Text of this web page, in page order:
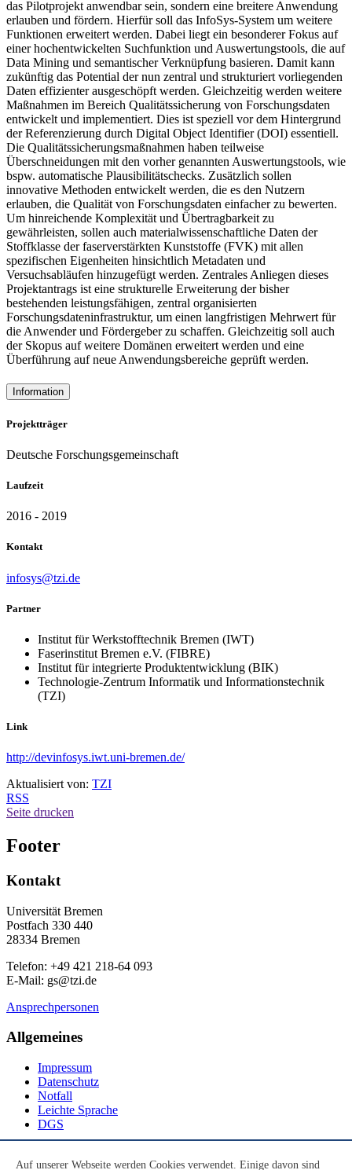
das Pilotprojekt anwendbar sein, sondern eine breitere Anwendung
erlauben und fördern. Hierfür soll das InfoSys-System um weitere
Funktionen erweitert werden. Dabei liegt ein besonderer Fokus auf
einer hochentwickelten Suchfunktion und Auswertungstools, die auf
Data Mining und semantischer Verknüpfung basieren. Damit kann
zukünftig das Potential der nun zentral und strukturiert vorliegenden
Daten effizienter ausgeschöpft werden. Gleichzeitig werden weitere
Maßnahmen im Bereich Qualitätssicherung von Forschungsdaten
entwickelt und implementiert. Dies ist speziell vor dem Hintergrund
der Referenzierung durch Digital Object Identifier (DOI) essentiell.
Die Qualitätssicherungsmaßnahmen haben teilweise
Überschneidungen mit den vorher genannten Auswertungstools, wie
bspw. automatische Plausibilitätschecks. Zusätzlich sollen
innovative Methoden entwickelt werden, die es den Nutzern
erlauben, die Qualität von Forschungsdaten einfacher zu bewerten.
Um hinreichende Komplexität und Übertragbarkeit zu
gewährleisten, sollen auch materialwissenschaftliche Daten der
Stoffklasse der faserverstärkten Kunststoffe (FVK) mit allen
spezifischen Eigenheiten hinsichtlich Metadaten und
Versuchsabläufen hinzugefügt werden. Zentrales Anliegen dieses
Projektantrags ist eine strukturelle Erweiterung der bisher
bestehenden leistungsfähigen, zentral organisierten
Forschungsdateninfrastruktur, um einen langfristigen Mehrwert für
die Anwender und Fördergeber zu schaffen. Gleichzeitig soll auch
der Skopus auf weitere Domänen erweitert werden und eine
Überführung auf neue Anwendungsbereiche geprüft werden.
Information
Projektträger
Deutsche Forschungsgemeinschaft
Laufzeit
2016 - 2019
Kontakt
infosys@tzi.de
Partner
Institut für Werkstofftechnik Bremen (IWT)
Faserinstitut Bremen e.V. (FIBRE)
Institut für integrierte Produktentwicklung (BIK)
Technologie-Zentrum Informatik und Informationstechnik
(TZI)
Link
http://devinfosys.iwt.uni-bremen.de/
Aktualisiert von: TZI
RSS
Seite drucken
Footer
Kontakt
Universität Bremen
Postfach 330 440
28334 Bremen
Telefon: +49 421 218-64 093
E-Mail: gs@tzi.de
Ansprechpersonen
Allgemeines
Impressum
Datenschutz
Notfall
Leichte Sprache
DGS
Auf unserer Webseite werden Cookies verwendet. Einige davon sind